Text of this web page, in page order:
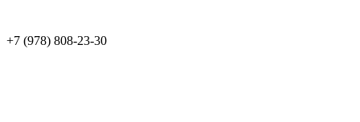
+7 (978) 808-23-30